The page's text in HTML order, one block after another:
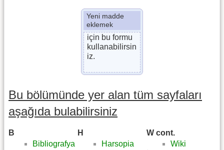
Yeni madde
eklemek
için bu formu
kullanabilirsin
iz.
Bu bölümünde yer alan tüm sayfaları
aşağıda bulabilirsiniz
B
Bibliografya
H
Harsopia
W cont.
Wiki